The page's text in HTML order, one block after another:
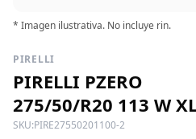
* Imagen ilustrativa. No incluye rin.
PIRELLI
PIRELLI PZERO
275/50/R20 113 W
SKU:PIRE27550201100-2